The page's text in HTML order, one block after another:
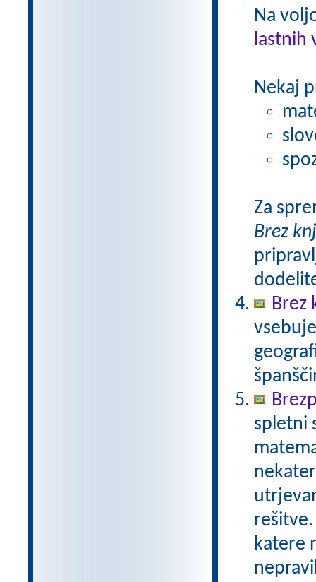
Na
lastnih
Nekaj
Za
Brez
Brez
spletni
katere